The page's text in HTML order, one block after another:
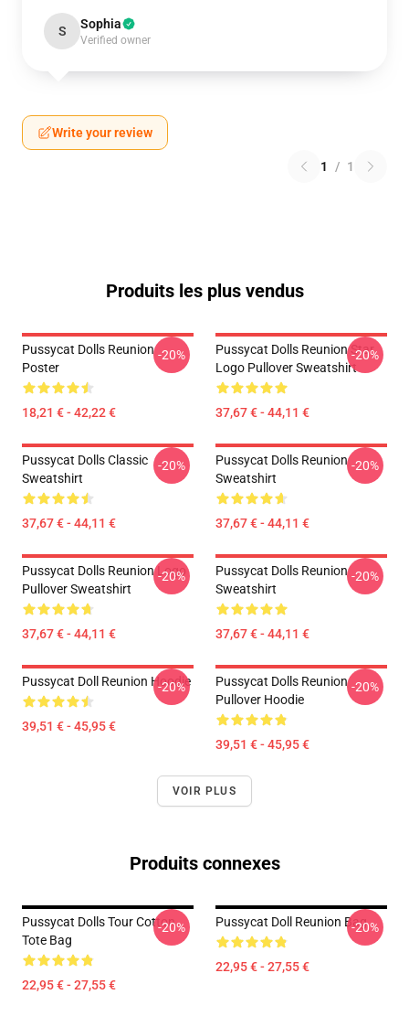
S Sophia
Verified owner
Write your review
1 / 1
Produits les plus vendus
Pussycat Dolls Reunion
Poster
18,21 € - 42,22 €
-20%
Pussycat Dolls Reunion Star
Logo Pullover Sweatshirt
37,67 € - 44,11 €
-20%
Pussycat Dolls Classic
Sweatshirt
37,67 € - 44,11 €
-20%
Pussycat Dolls Reunion
Sweatshirt
37,67 € - 44,11 €
-20%
Pussycat Dolls Reunion Logo
Pullover Sweatshirt
37,67 € - 44,11 €
-20%
Pussycat Dolls Reunion
Sweatshirt
37,67 € - 44,11 €
-20%
Pussycat Doll Reunion Hoodie
39,51 € - 45,95 €
-20%
Pussycat Dolls Reunion
Pullover Hoodie
39,51 € - 45,95 €
-20%
VOIR PLUS
Produits connexes
Pussycat Dolls Tour Cotton
Tote Bag
22,95 € - 27,55 €
-20% Pussycat Doll Reunion Bag
22,95 € - 27,55 €
-20%